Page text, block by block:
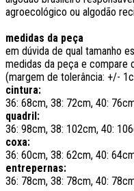
agroecológico ou algodão
medidas da peça
em dúvida de qual tamanho
medidas da peça e compare
(margem de tolerância: +/-
cintura:
36: 68cm, 38: 72cm, 40:
quadril:
36: 98cm, 38: 102cm, 40:
coxa:
36: 60cm, 38: 62cm, 40:
entrepernas:
36: 78cm, 38: 78cm, 40: